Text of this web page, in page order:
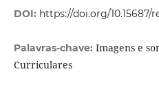
DOI: https://doi.org/10.15687/
Palavras-chave: Imagens e
Curriculares